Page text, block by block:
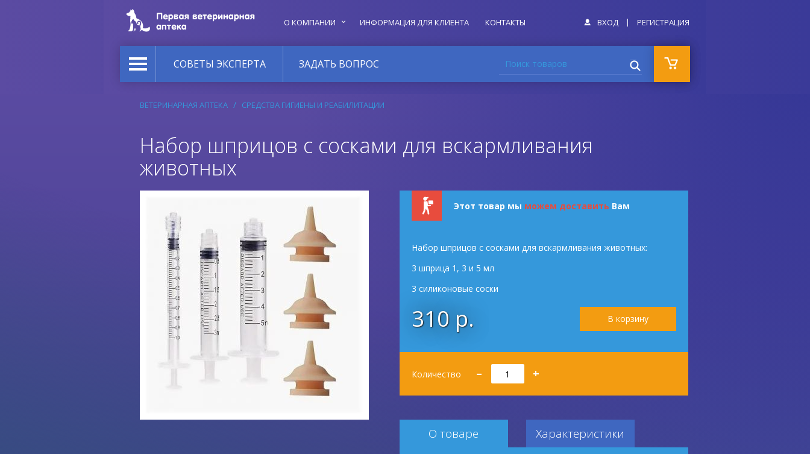
О КОМПАНИИ ИНФОРМАЦИЯ ДЛЯ КЛИЕНТА КОНТАКТЫ ВХОД РЕГИСТРАЦИЯ
СОВЕТЫ ЭКСПЕРТА ЗАДАТЬ ВОПРОС Поиск товаров
ВЕТЕРИНАРНАЯ АПТЕКА СРЕДСТВА ГИГИЕНЫ И РЕАБИЛИТАЦИИ
Набор шприцов с сосками для вскармливания
животных
Этот товар мы можем доставить Вам
Набор шприцов с сосками для вскармливания животных:
3 шприца 1, 3 и 5 мл
3 силиконовые соски
310 р.
Количество
Количество
– +
О товаре Характеристики